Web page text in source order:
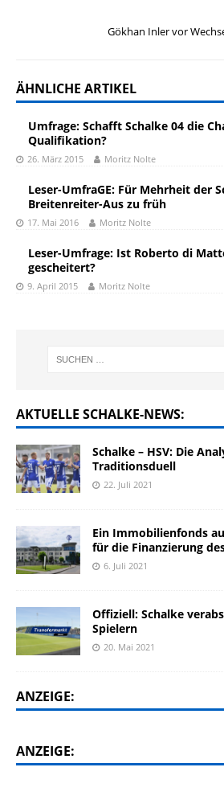
Gökhan Inler vor
ÄHNLICHE ARTIKEL
Umfrage: Schafft Schalke 04 die
Qualifikation?
26. März 2015 Moritz Nolte
Leser-UmfraGE: Für Mehrheit der
Breitenreiter-Aus zu früh
17. Mai 2016 Moritz Nolte
Leser-Umfrage: Ist Roberto di
gescheitert?
9. April 2015 Moritz Nolte
AKTUELLE SCHALKE-NEWS:
Schalke – HSV: Die
Traditionsduell
22. Juli 2021
Ein Immobilienfonds
für die Finanzierung
6. Juli 2021
Offiziell: Schalke
Spielern
20. Mai 2021
ANZEIGE:
ANZEIGE: